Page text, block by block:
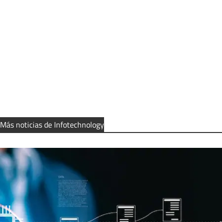
Más noticias de Infotechnology